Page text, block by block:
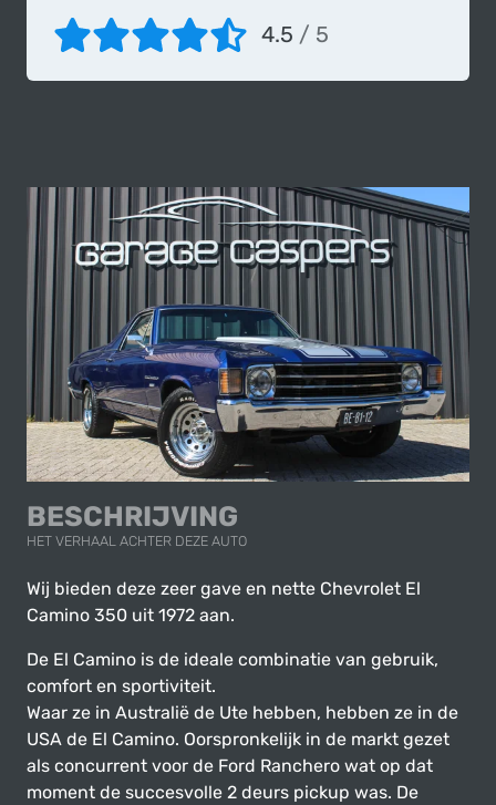
4.5 / 5
BESCHRIJVING
HET VERHAAL ACHTER DEZE AUTO
Wij bieden deze zeer gave en nette Chevrolet El
Camino 350 uit 1972 aan.
De El Camino is de ideale combinatie van gebruik,
comfort en sportiviteit.
Waar ze in Australië de Ute hebben, hebben ze in de
USA de El Camino. Oorspronkelijk in de markt gezet
als concurrent voor de Ford Ranchero wat op dat
moment de succesvolle 2 deurs pickup was. De